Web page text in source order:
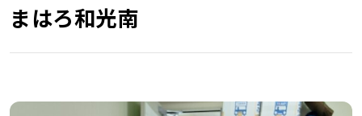
まはろ和光南